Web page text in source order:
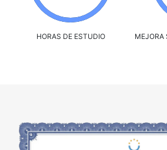
HORAS DE ESTUDIO MEJORA